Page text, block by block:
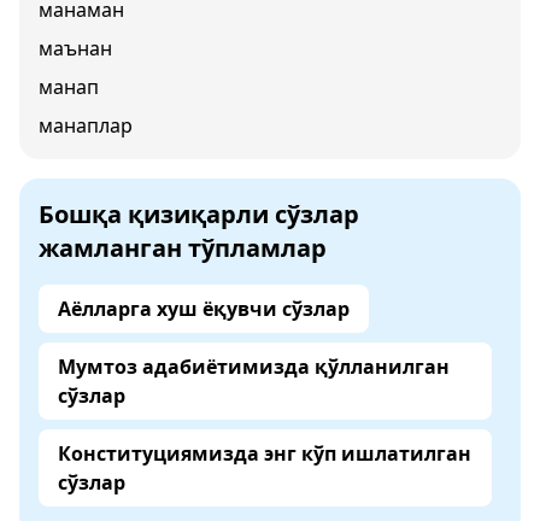
манаман
маънан
манап
манаплар
Бошқа қизиқарли сўзлар
жамланган тўпламлар
Аёлларга хуш ёқувчи сўзлар
Мумтоз адабиётимизда қўлланилган
сўзлар
Конституциямизда энг кўп ишлатилган
сўзлар